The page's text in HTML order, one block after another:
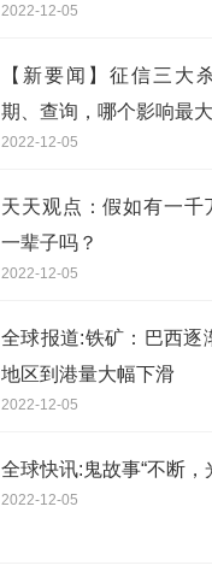
2022-12-05
【新要闻】征信三大
期、查询，哪个影响最
2022-12-05
天天观点：假如有一千
一辈子吗？
2022-12-05
全球报道:铁矿：巴西逐
地区到港量大幅下滑
2022-12-05
全球快讯:鬼故事“不断，
2022-12-05